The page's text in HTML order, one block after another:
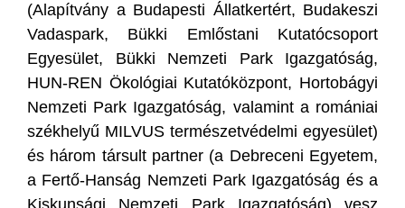
(Alapítvány a Budapesti Állatkertért, Budakeszi
Vadaspark, Bükki Emlőstani Kutatócsoport
Egyesület, Bükki Nemzeti Park Igazgatóság,
HUN-REN Ökológiai Kutatóközpont, Hortobágyi
Nemzeti Park Igazgatóság, valamint a romániai
székhelyű MILVUS természetvédelmi egyesület)
és három társult partner (a Debreceni Egyetem,
a Fertő-Hanság Nemzeti Park Igazgatóság és a
Kiskunsági Nemzeti Park Igazgatóság) vesz